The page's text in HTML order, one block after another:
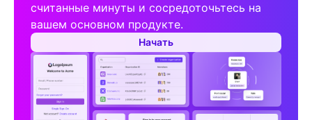
считанные минуты и сосредоточьтесь на
вашем основном продукте.
Начать